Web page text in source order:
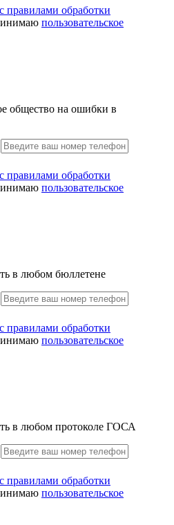
правилами обработки
пользовательское
общество на ошибки в
правилами обработки
пользовательское
в любом бюллетене
правилами обработки
пользовательское
в любом протоколе ГОСА
правилами обработки
пользовательское